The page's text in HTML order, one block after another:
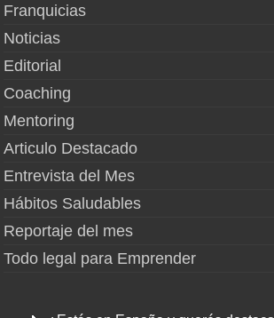
Franquicias
Noticias
Editorial
Coaching
Mentoring
Articulo Destacado
Entrevista del Mes
Hábitos Saludables
Reportaje del mes
Todo legal para Emprender